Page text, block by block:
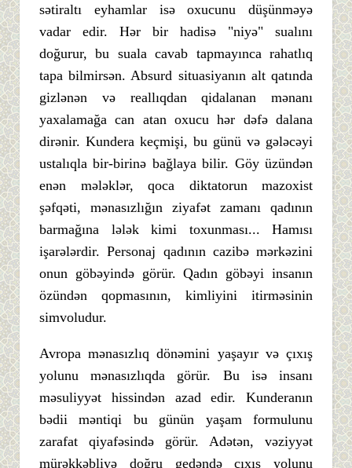
sətiraltı eyhamlar isə oxucunu düşünməyə
vadar edir. Hər bir hadisə "niyə" sualını
doğurur, bu suala cavab tapmayınca rahatlıq
tapa bilmirsən. Absurd situasiyanın alt qatında
gizlənən və reallıqdan qidalanan mənanı
yaxalamağa can atan oxucu hər dəfə dalana
dirənir. Kundera keçmişi, bu günü və gələcəyi
ustalıqla bir-birinə bağlaya bilir. Göy üzündən
enən mələklər, qoca diktatorun mazoxist
şəfqəti, mənasızlığın ziyafət zamanı qadının
barmağına lələk kimi toxunması... Hamısı
işarələrdir. Personaj qadının cazibə mərkəzini
onun göbəyində görür. Qadın göbəyi insanın
özündən qopmasının, kimliyini itirməsinin
simvoludur.
Avropa mənasızlıq dönəmini yaşayır və çıxış
yolunu mənasızlıqda görür. Bu isə insanı
məsuliyyət hissindən azad edir. Kunderanın
bədii məntiqi bu günün yaşam formulunu
zarafat qiyafəsində görür. Adətən, vəziyyət
mürəkkəbliyə doğru gedəndə çıxış yolunu